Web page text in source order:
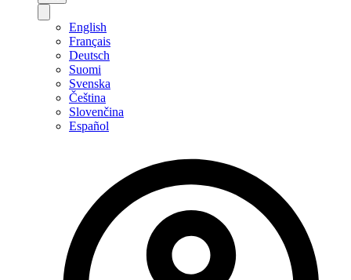
English
Français
Deutsch
Suomi
Svenska
Čeština
Slovenčina
Español